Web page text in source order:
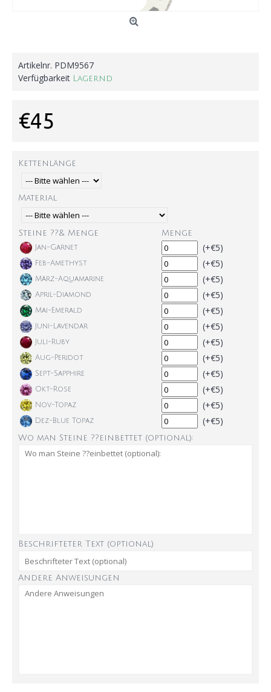
Artikelnr. PDM9567
Verfügbarkeit Lagernd
€45
Kettenlänge
Material
Steine ??& Menge Menge
Jan-Garnet (+€5)
Feb-Amethyst (+€5)
März-Aquamarine (+€5)
April-Diamond (+€5)
Mai-Emerald (+€5)
Juni-Lavendar (+€5)
Juli-Ruby (+€5)
Aug-Peridot (+€5)
Sept-Sapphire (+€5)
Okt-Rose (+€5)
Nov-Topaz (+€5)
Dez-Blue Topaz (+€5)
Wo man Steine ??einbettet (optional):
Beschrifteter Text (optional)
Andere Anweisungen